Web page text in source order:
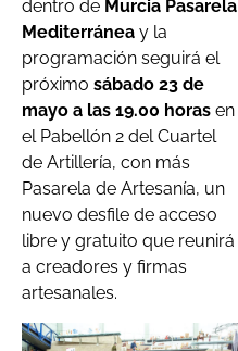
dentro de Murcia Pasarela
Mediterránea y la
programación seguirá el
próximo sábado 23 de
mayo a las 19.00 horas en
el Pabellón 2 del Cuartel
de Artillería, con más
Pasarela de Artesanía, un
nuevo desfile de acceso
libre y gratuito que reunirá
a creadores y firmas
artesanales.